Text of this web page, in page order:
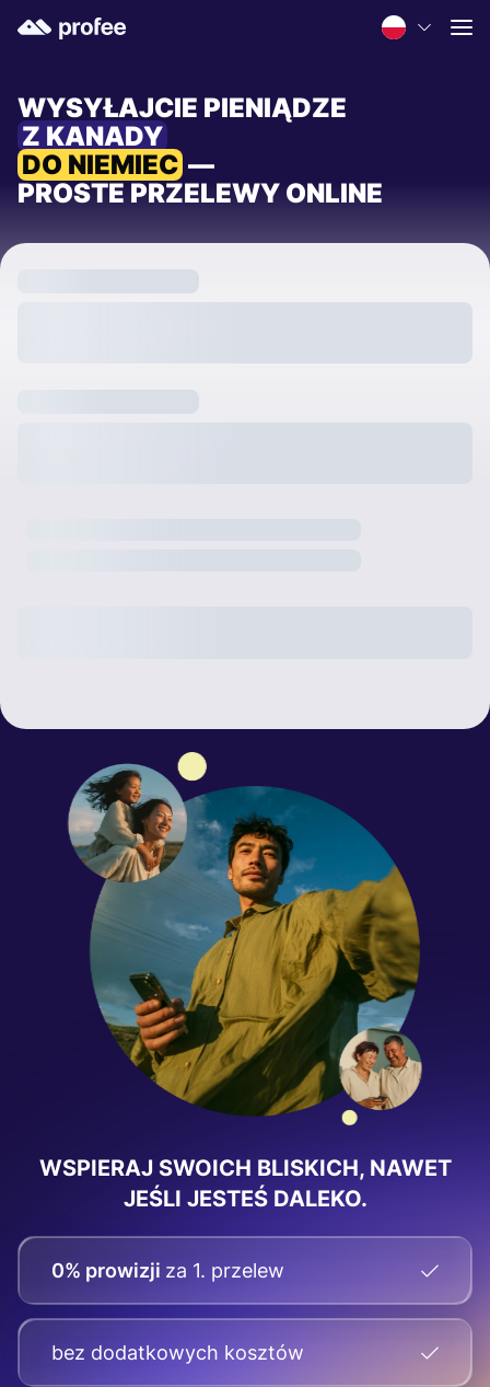
WYSYŁAJCIE PIENIĄDZE
Z KANADY
DO NIEMIEC —
PROSTE PRZELEWY ONLINE
WSPIERAJ SWOICH BLISKICH, NAWET
JEŚLI JESTEŚ DALEKO.
0% prowizji za 1. przelew
bez dodatkowych kosztów